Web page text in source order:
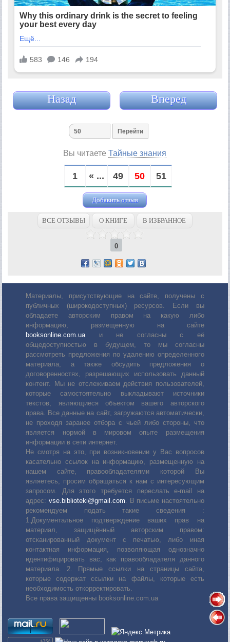
Назад Вперед
Вы читаетеТайные знания
1 « ... 49 50 51
Добавить отзыв
ВСЕ ОТЗЫВЫ О КНИГЕ В ИЗБРАННОЕ
0
Материалы, присутствующие на сайте, получены с
публичных (широкодоступных) ресурсов. Если вы
обладаете авторским правом на какую либо
информацию, размещенную на сайте
booksonline.com.uaи не согласны с её
общедоступностью в будущем, то мы согласны
рассмотреть предложения по удалению определенного
материала, а также обсудить предложения о
договоренностях, разрешающих использовать данный
контент. Мы не отслеживаем действия пользователей,
которые самостоятельно выкладывают источники
текстов, являющиеся объектом вашего авторского
права. Все данные на сайт, загружаются автоматически,
не проходя заранее отбора с чьей либо стороны, что
является нормой в мировом опыте размещения
информации в сети интернет.
Не смотря на это, при возникновении у Вас вопросов
касательно ссылок на информацию, размещенную на
нашем сайте, правообладателями которой Вы
являетесь, просим обращаться к нам с интересующим
запросом. Для этого требуется переслать е-mail на
адрес: vse.biblioteki@gmail.com. В письме настоятельно
рекомендуем подать такие сведения :
1.Документальное подтверждение ваших прав на
материал, защищённый авторским правом:
отсканированный документ с печатью, либо иная
контактная информация, позволяющая однозначно
идентифицировать вас, как правообладателя данного
материала. 2. Прямые ссылки на страницы сайта,
которые содержат ссылки на файлы, которые есть
необходимость откорректировать.
Все права защищенны booksonline.com.ua